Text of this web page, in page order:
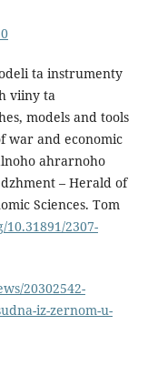
ta instrumenty
viiny ta
models and tools
war and economic
ahrarnoho
– Herald of
Sciences. Tom
2307-
20302542-
iz-zernom-u-